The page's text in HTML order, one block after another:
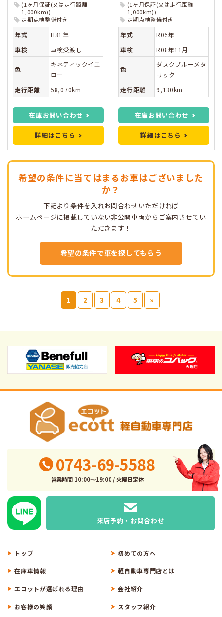
(1ヶ月保証(又は走行距離
1,000km))
定期点検整備付き
年式
H31年
車検
車検受渡し
色
キネティックイエ
ロー
走行距離
58,070km
在庫お問い合わせ
詳細はこちら
(1ヶ月保証(又は走行距離
1,000km))
定期点検整備付き
年式
R05年
車検
R08年11月
色
ダスクブルーメタ
リック
走行距離
9,180km
在庫お問い合わせ
詳細はこちら
希望の条件に当てはまるお車はございました
か？
下記より条件を入れお問合わせいただければ
ホームページに掲載していない非公開車両からご案内させてい
ただきます！
希望の条件で車を探してもらう
1 2 3 4 5 »
0743-69-5588
営業時間 10:00～19:00 / 火曜日定休
来店予約・お問合わせ
トップ 初めての方へ
在庫車情報 軽自動車専門店とは
エコットが選ばれる理由 会社紹介
お客様の笑顔 スタッフ紹介